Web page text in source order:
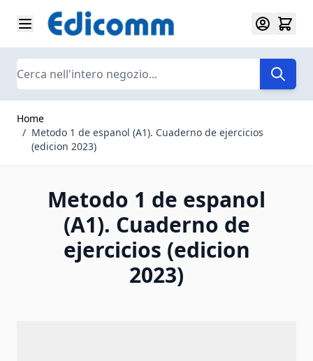
Salta al contenuto
Search
Home
/ Metodo 1 de espanol (A1). Cuaderno de ejercicios
(edicion 2023)
Metodo 1 de espanol
(A1). Cuaderno de
ejercicios (edicion
2023)